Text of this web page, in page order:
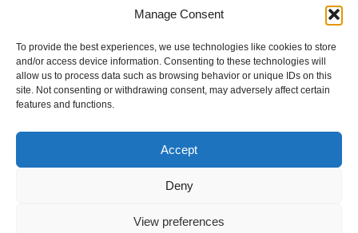
Manage Consent
To provide the best experiences, we use technologies like cookies to store
and/or access device information. Consenting to these technologies will
allow us to process data such as browsing behavior or unique IDs on this
site. Not consenting or withdrawing consent, may adversely affect certain
features and functions.
Accept
Deny
View preferences
Uncategorized
Vegane Kuchen
Schnell und Einfach
Gesund